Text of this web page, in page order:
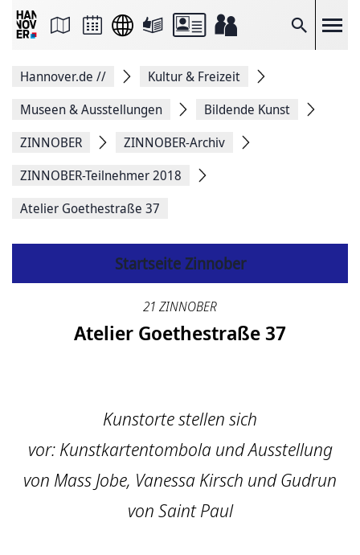
Suche
Seite
Facebook
teilen
Seitenlink
Seite
Hannover.de //
Kultur & Freizeit
Museen & Ausstellungen
Bildende Kunst
ZINNOBER
ZINNOBER-Archiv
ZINNOBER-Teilnehmer 2018
Atelier Goethestraße 37
Startseite Zinnober
21 ZINNOBER
Atelier Goethestraße 37
Kunstorte stellen sich
vor: Kunstkartentombola und Ausstellung
von Mass Jobe, Vanessa Kirsch und Gudrun
von Saint Paul